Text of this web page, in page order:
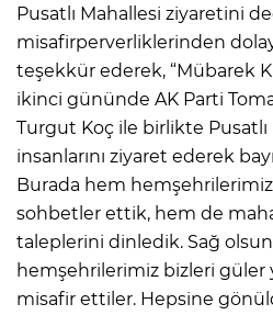
Pusatlı Mahallesi ziyaretini
misafirperverliklerinden
teşekkür ederek, “Mübarek
ikinci gününde AK Parti
Turgut Koç ile birlikte
insanlarını ziyaret ederek
Burada hem
sohbetler ettik, hem de
taleplerini dinledik. Sağ olsun
hemşehrilerimiz bizleri güler
misafir ettiler. Hepsine